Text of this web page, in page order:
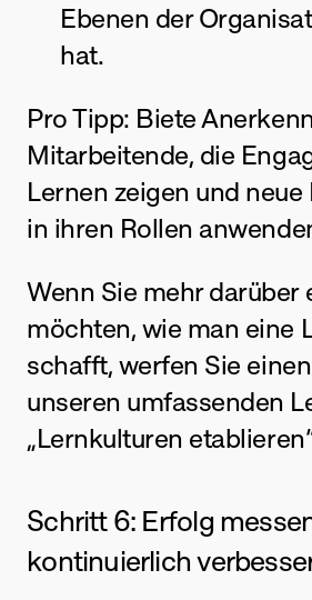
Ebenen der
hat.
Pro Tipp: Biete
Mitarbeitende, die
Lernen zeigen und
in ihren Rollen
Wenn Sie mehr darüber
möchten, wie man eine
schafft, werfen Sie
unseren umfassenden
„Lernkulturen etablieren
Schritt 6: Erfolg
kontinuierlich